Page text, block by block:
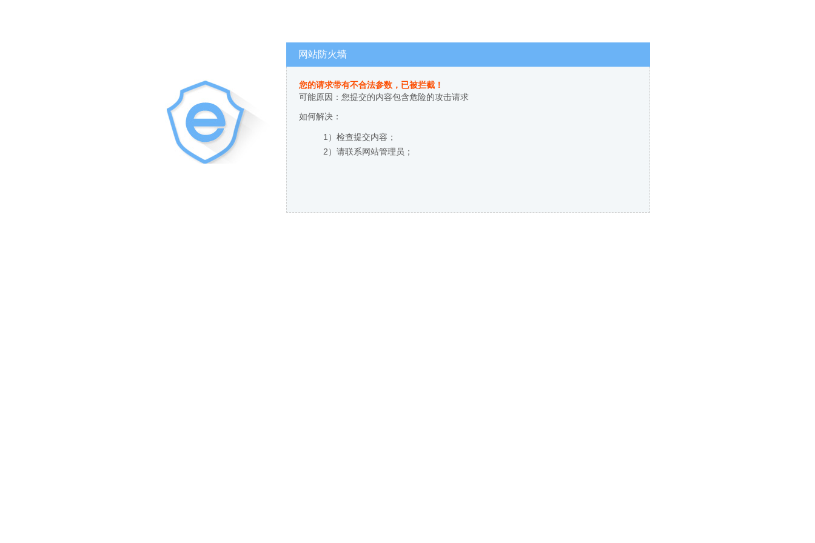
网站防火墙
您的请求带有不合法参数，已被拦截！
可能原因：您提交的内容包含危险的攻击请求
如何解决：
1）检查提交内容；
2）请联系网站管理员；